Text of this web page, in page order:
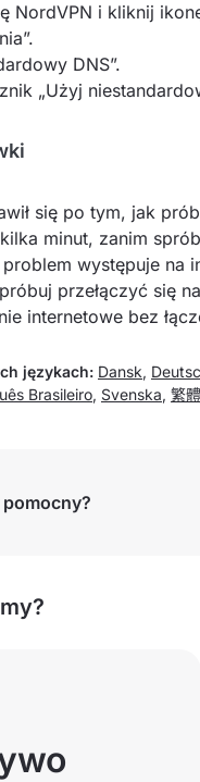
NordVPN i kliknij
DNS”.
„Użyj
się po tym, jak
minut, zanim
występuje na
przełączyć się
internetowe bez
językach: Dansk,
Brasileiro, Svenska, 繁
pomocny?